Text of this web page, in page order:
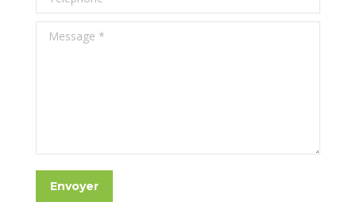
Message *
Envoyer